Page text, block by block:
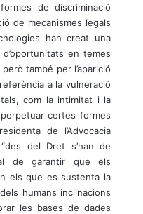
de discriminació
de mecanismes legals
han creat una
en temes
també per l’aparició
a la vulneració
com la intimitat i la
certes formes
de l’Advocacia
del Dret s’han de
de garantir que els
els que es sustenta la
humans inclinacions
les bases de dades